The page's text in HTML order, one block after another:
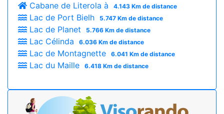
Cabane de Literola à 4.143 Km de distance
Lac de Port Bielh 5.747 Km de distance
Lac de Planet 5.766 Km de distance
Lac Célinda 6.036 Km de distance
Lac de Montagnette 6.041 Km de distance
Lac du Maille 6.418 Km de distance